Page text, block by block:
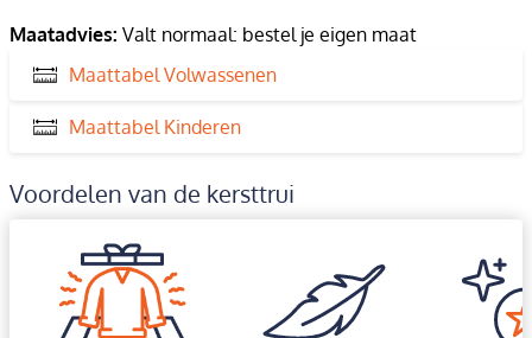
Maatadvies: Valt normaal: bestel je eigen maat
Maattabel Volwassenen
Maattabel Kinderen
Voordelen van de kersttrui